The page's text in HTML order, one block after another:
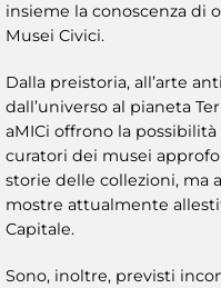
insieme la conoscenza di
Musei Civici.
Dalla preistoria, all’arte
dall’universo al pianeta
aMICi offrono la
curatori dei musei
storie delle collezioni, ma
mostre attualmente
Capitale.
Sono, inoltre, previsti